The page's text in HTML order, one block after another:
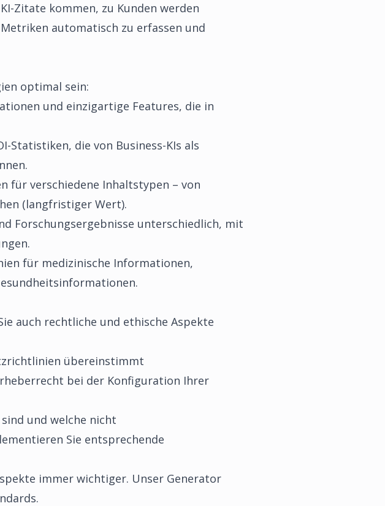
Zitate kommen, zu Kunden werden
automatisch zu erfassen und
optimal sein:
und einzigartige Features, die in
Statistiken, die von Business-KIs als
für verschiedene Inhaltstypen – von
(langfristiger Wert).
Forschungsergebnisse unterschiedlich, mit
für medizinische Informationen,
auch rechtliche und ethische Aspekte
übereinstimmt
bei der Konfiguration Ihrer
und welche nicht
Sie entsprechende
immer wichtiger. Unser Generator